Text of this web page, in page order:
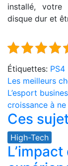
installé, votre
disque dur et
Étiquettes: PS4
de
l’article
Les meilleurs
L’esport
croissance à
Ces
High-Tech